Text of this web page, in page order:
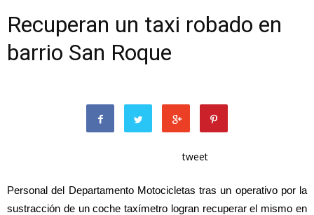
Recuperan un taxi robado en
barrio San Roque
tweet
Personal del Departamento Motocicletas tras un operativo por la
sustracción de un coche taxímetro logran recuperar el mismo en